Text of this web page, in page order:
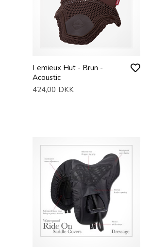
Lemieux Hut - Brun -
Acoustic
424,00 DKK